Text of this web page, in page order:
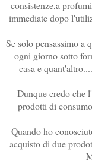
consistenze,a
immediate dopo
Se solo pensassimo a
ogni giorno sotto
casa e
Dunque credo che
prodotti di
Quando ho
acquisto di due